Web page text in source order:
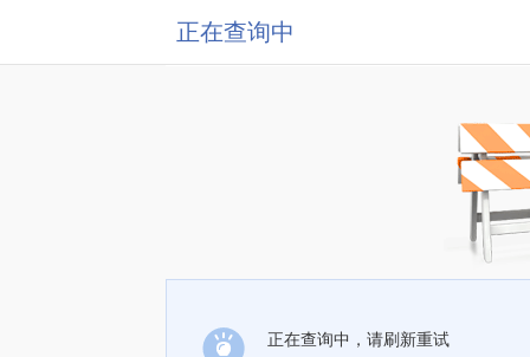
正在查询中
正在查询中，请刷新重试